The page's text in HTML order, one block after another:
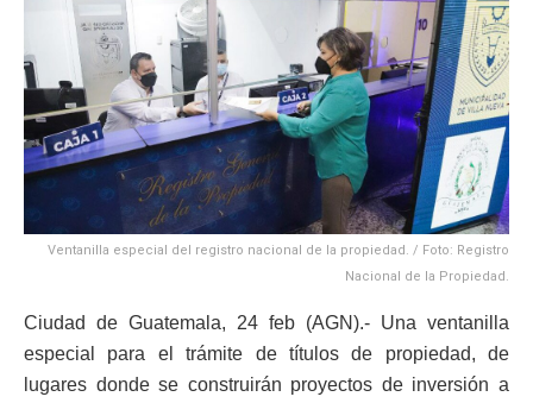
Ventanilla especial del registro nacional de la propiedad. / Foto: Registro
Nacional de la Propiedad.
Ciudad de Guatemala, 24 feb (AGN).- Una ventanilla
especial para el trámite de títulos de propiedad, de
lugares donde se construirán proyectos de inversión a